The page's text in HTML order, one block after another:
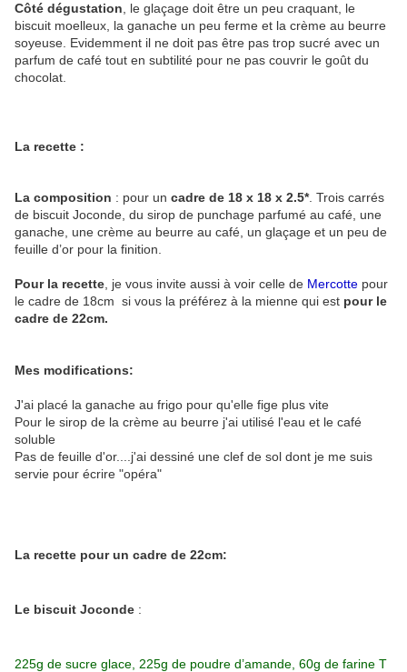
Côté dégustation , le glaçage doit être un peu craquant, le
biscuit moelleux, la ganache un peu ferme et la crème au beurre
soyeuse. Evidemment il ne doit pas être pas trop sucré avec un
parfum de café tout en subtilité pour ne pas couvrir le goût du
chocolat.
La recette :
La composition : pour un cadre de 18 x 18 x 2.5*. Trois carrés
de biscuit Joconde, du sirop de punchage parfumé au café, une
ganache, une crème au beurre au café, un glaçage et un peu de
feuille d’or pour la finition.
Pour la recette, je vous invite aussi à voir celle de Mercotte pour
le cadre de 18cm si vous la préférez à la mienne qui est pour le
cadre de 22cm.
Mes modifications:
J'ai placé la ganache au frigo pour qu'elle fige plus vite
Pour le sirop de la crème au beurre j'ai utilisé l'eau et le café
soluble
Pas de feuille d'or....j'ai dessiné une clef de sol dont je me suis
servie pour écrire "opéra"
La recette pour un cadre de 22cm:
Le biscuit Joconde :
225g de sucre glace, 225g de poudre d’amande, 60g de farine T